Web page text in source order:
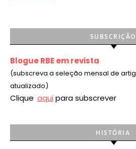
SUBSCRIÇÃO
Blogue RBE em revista
(subscreva a seleção mensal de
atualizado)
Clique aqui para subscrever
HISTÓRIA